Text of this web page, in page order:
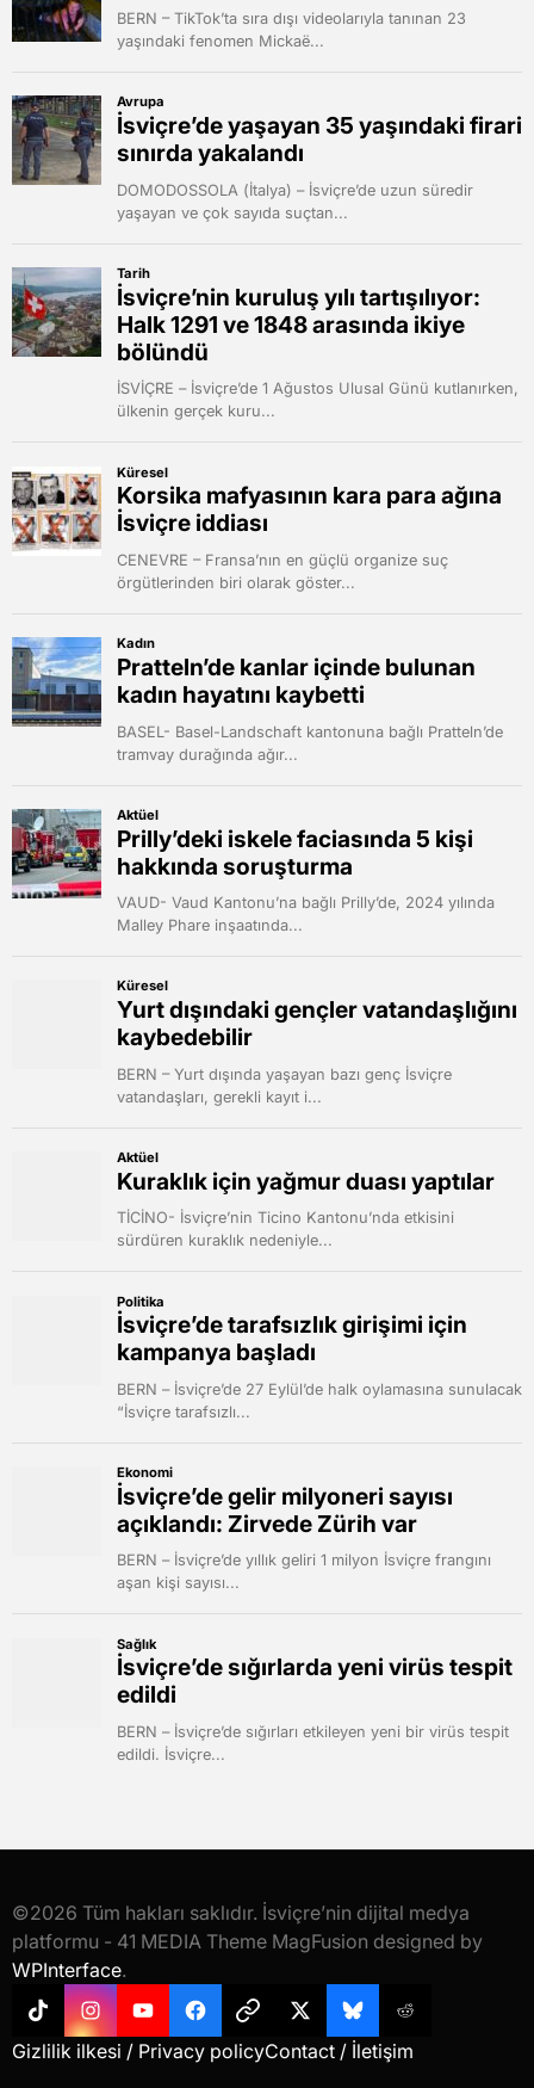
©2026 Tüm hakları saklıdır. İsviçre’nin dijital medya
platformu - 41 MEDIA Theme MagFusion designed by
WPInterface.
TiktokInstagramYouTubeFacebookThreads
X BlueskyReddit
Gizlilik ilkesi / Privacy policyContact / İletişim